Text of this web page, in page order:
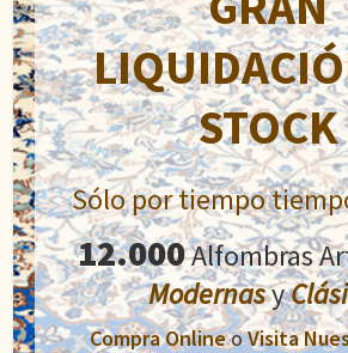
Doble Nudo
2.900,00 €
El
precio
original
era:
2.900,00€.
Añadir al carrito
STOCK
Sólo por tiempo
12.000Alfombras
Modernasy
Compra OnlineoVisita